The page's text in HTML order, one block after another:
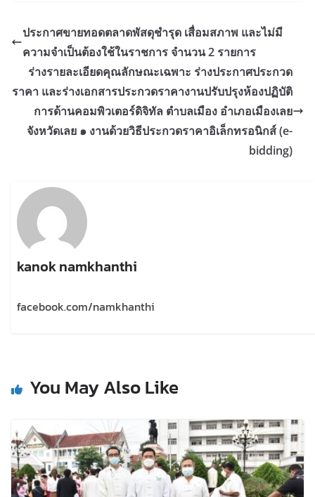
ประกาศขายทอดตลาดพัสดุชำรุด เสื่อมสภาพ และไม่มี
ความจำเป็นต้องใช้ในราชการ จำนวน 2 รายการ
ร่างรายละเอียดคุณลักษณะเฉพาะ ร่างประกาศประกวด
ราคา และร่างเอกสารประกวดราคางานปรับปรุงห้องปฏิบัติ
การด้านคอมพิวเตอร์ดิจิทัล ตำบลเมือง อำเภอเมืองเลย
จังหวัดเลย ๑ งานด้วยวิธีประกวดราคาอิเล็กทรอนิกส์ (e-
bidding)
kanok namkhanthi
facebook.com/namkhanthi
You May Also Like